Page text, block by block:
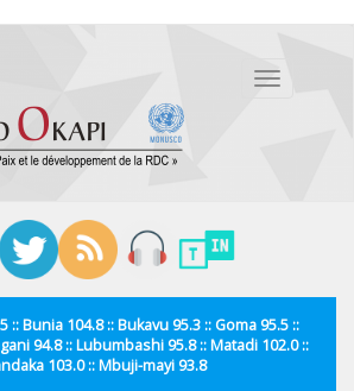
Toggle
:: Bunia 104.8 :: Bukavu 95.3 :: Goma 95.5 ::
94.8 :: Lubumbashi 95.8 :: Matadi 102.0 ::
103.0 :: Mbuji-mayi 93.8